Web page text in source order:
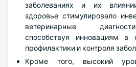
заболеваниях и их
здоровье стимулировало
ветеринарные
способствуя инновациям в
профилактики и контроля
Кроме того, высокий